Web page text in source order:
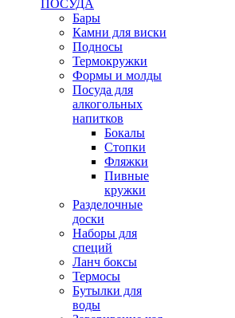
ПОСУДА
Бары
Камни для виски
Подносы
Термокружки
Формы и молды
Посуда для
алкогольных
напитков
Бокалы
Стопки
Фляжки
Пивные
кружки
Разделочные
доски
Наборы для
специй
Ланч боксы
Термосы
Бутылки для
воды